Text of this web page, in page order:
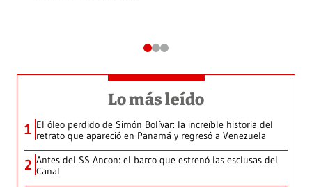
Lo más leído
1 El óleo perdido de Simón Bolívar: la increíble historia del
retrato que apareció en Panamá y regresó a Venezuela
2 Antes del SS Ancon: el barco que estrenó las esclusas del
Canal